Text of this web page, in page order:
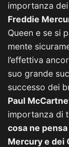
importanza
Freddie
Queen e se si
mente
l’effettiva
suo grande
successo dei
Paul
importanza di
cosa ne
Mercury e dei